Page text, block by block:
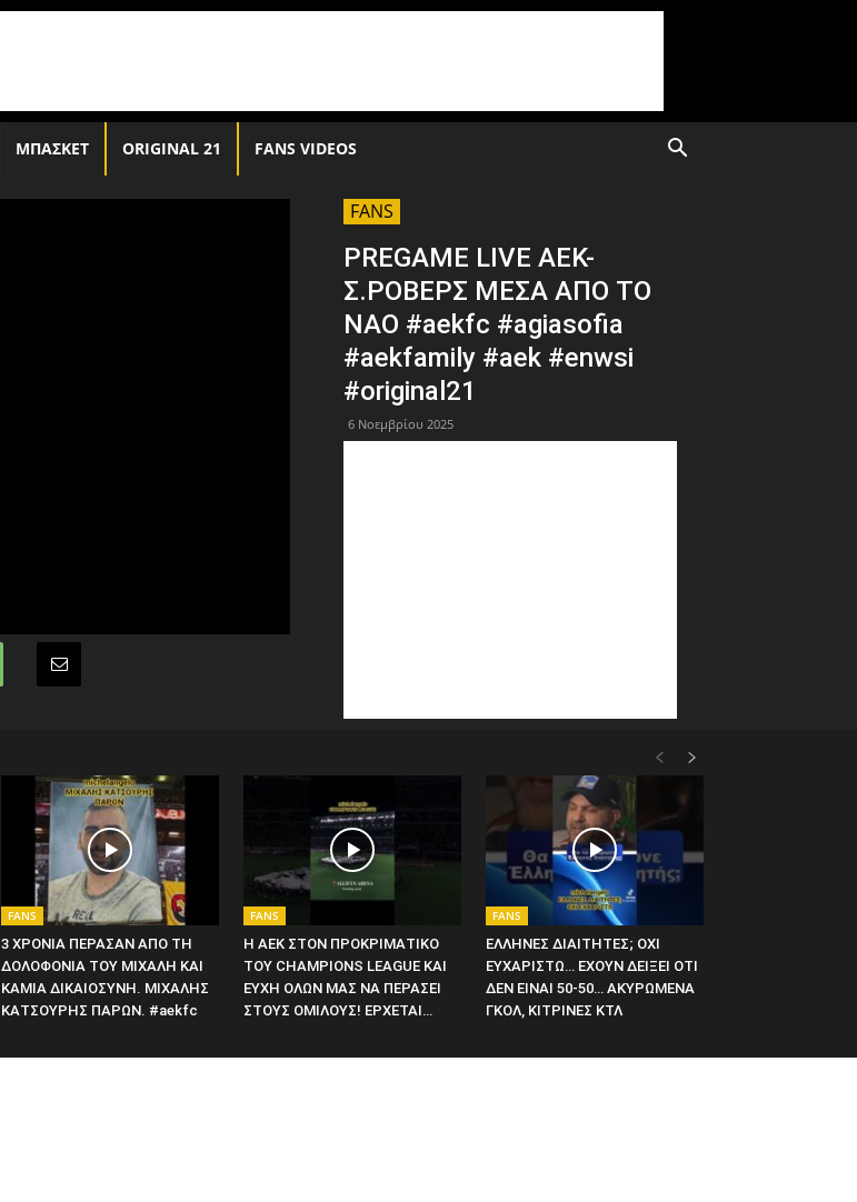
ΜΠΑΣΚΕΤ ORIGINAL 21 FANS VIDEOS
FANS
PREGAME LIVE ΑΕΚ-
Σ.ΡΟΒΕΡΣ ΜΕΣΑ ΑΠΟ ΤΟ
ΝΑΟ #aekfc #agiasofia
#aekfamily #aek #enwsi
#original21
6 Νοεμβρίου 2025
FANS
3 ΧΡΟΝΙΑ ΠΕΡΑΣΑΝ ΑΠΟ ΤΗ
ΔΟΛΟΦΟΝΙΑ ΤΟΥ ΜΙΧΑΛΗ ΚΑΙ
ΚΑΜΙΑ ΔΙΚΑΙΟΣΥΝΗ. ΜΙΧΑΛΗΣ
ΚΑΤΣΟΥΡΗΣ ΠΑΡΩΝ. #aekfc
FANS
Η ΑΕΚ ΣΤΟΝ ΠΡΟΚΡΙΜΑΤΙΚΟ
ΤΟΥ CHAMPIONS LEAGUE ΚΑΙ
ΕΥΧΗ ΟΛΩΝ ΜΑΣ ΝΑ ΠΕΡΑΣΕΙ
ΣΤΟΥΣ ΟΜΙΛΟΥΣ! ΕΡΧΕΤΑΙ…
FANS
ΕΛΛΗΝΕΣ ΔΙΑΙΤΗΤΕΣ; ΟΧΙ
ΕΥΧΑΡΙΣΤΩ… ΕΧΟΥΝ ΔΕΙΞΕΙ ΟΤΙ
ΔΕΝ ΕΙΝΑΙ 50-50… ΑΚΥΡΩΜΕΝΑ
ΓΚΟΛ, ΚΙΤΡΙΝΕΣ ΚΤΛ